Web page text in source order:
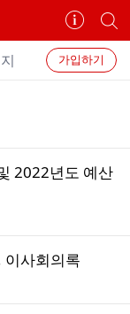
카
페
정
보
개
별
카
페
가입하기
2022년도 예산
사회의록